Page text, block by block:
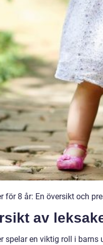
för 8 år: En översikt och
av
spelar en viktig roll i barns